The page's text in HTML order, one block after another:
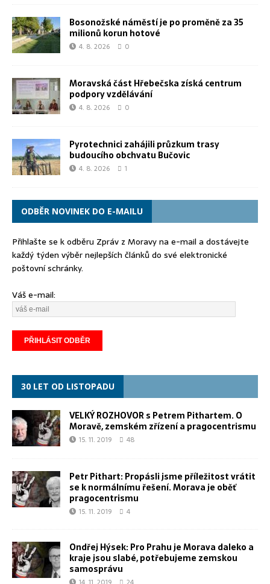
Bosonožské náměstí je po proměně za 35
milionů korun hotové
4. 8. 2026 0
Moravská část Hřebečska získá centrum
podpory vzdělávání
4. 8. 2026 0
Pyrotechnici zahájili průzkum trasy
budoucího obchvatu Bučovic
4. 8. 2026 1
ODBĚR NOVINEK DO E-MAILU
Přihlašte se k odběru Zpráv z Moravy na e-mail a dostávejte
každý týden výběr nejlepších článků do své elektronické
poštovní schránky.
Váš e-mail:
30 LET OD LISTOPADU
VELKÝ ROZHOVOR s Petrem Pithartem. O
Moravě, zemském zřízení a pragocentrismu
15. 11. 2019 48
Petr Pithart: Propásli jsme příležitost vrátit
se k normálnímu řešení. Morava je oběť
pragocentrismu
15. 11. 2019 4
Ondřej Hýsek: Pro Prahu je Morava daleko a
kraje jsou slabé, potřebujeme zemskou
samosprávu